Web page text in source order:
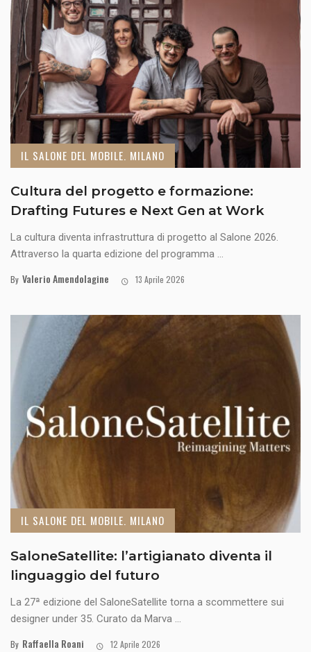
IL SALONE DEL MOBILE. MILANO
Cultura del progetto e formazione:
Drafting Futures e Next Gen at Work
La cultura diventa infrastruttura di progetto al Salone 2026.
Attraverso la quarta edizione del programma ...
By Valerio Amendolagine 13 Aprile 2026
IL SALONE DEL MOBILE. MILANO
SaloneSatellite: l’artigianato diventa il
linguaggio del futuro
La 27ª edizione del SaloneSatellite torna a scommettere sui
designer under 35. Curato da Marva ...
By Raffaella Roani 12 Aprile 2026